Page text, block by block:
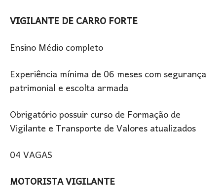
VIGILANTE DE CARRO FORTE
Ensino Médio completo
Experiência mínima de 06 meses com segurança
patrimonial e escolta armada
Obrigatório possuir curso de Formação de
Vigilante e Transporte de Valores atualizados
04 VAGAS
MOTORISTA VIGILANTE